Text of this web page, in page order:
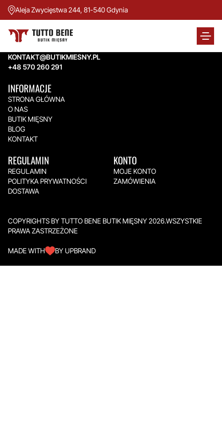
Aleja Zwycięstwa 244, 81-540 Gdynia
TUTTO BENE BUTIK MIĘSNY
Aleja Zwycięstwa 244,
KONTAKT@BUTIKMIESNY.PL
+48 570 260 291
INFORMACJE
STRONA GŁÓWNA
O NAS
BUTIK MIĘSNY
BLOG
KONTAKT
REGULAMIN
REGULAMIN
POLITYKA PRYWATNOŚCI
DOSTAWA
KONTO
MOJE KONTO
ZAMÓWIENIA
COPYRIGHTS BY TUTTO BENE BUTIK MIĘSNY 2026.WSZYSTKIE
PRAWA ZASTRZEŻONE
MADE WITH BY UPBRAND